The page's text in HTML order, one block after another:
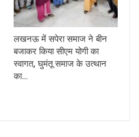
लखनऊ में सपेरा समाज ने बीन
बजाकर किया सीएम योगी का
स्वागत, घुमंतू समाज के उत्थान
का…